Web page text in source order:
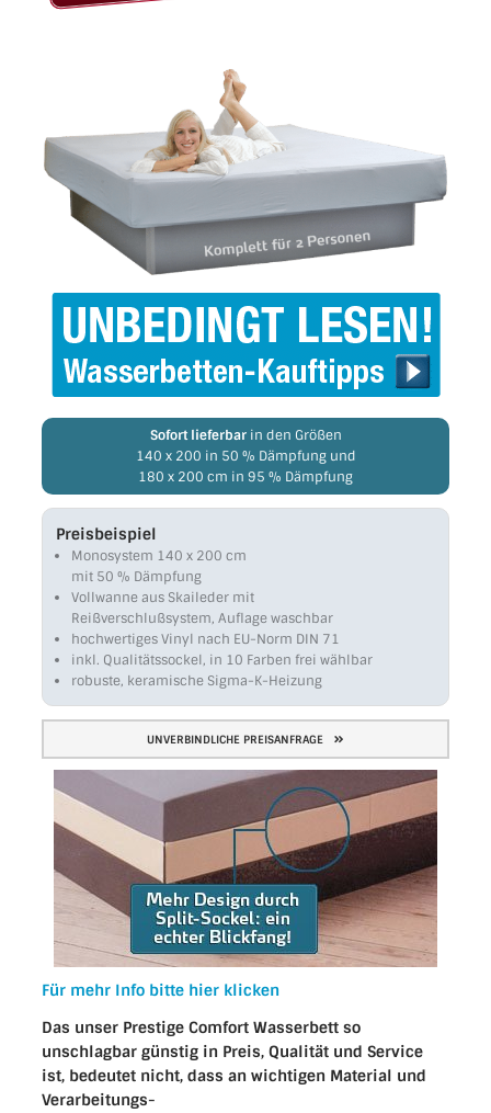
Sofort lieferbarin den Größen
140 x 200 in 50 % Dämpfung und
180 x 200 cm in 95 % Dämpfung
Preisbeispiel
Monosystem 140 x 200 cm
mit 50 % Dämpfung
Vollwanne aus Skaileder mit
Reiß­ver­schluß­system, Auflage waschbar
hochwertiges Vinyl nach EU-Norm DIN 71
inkl. Qualitätssockel, in 10 Farben frei wählbar
robuste, keramische Sigma-K-Heizung
UNVERBINDLICHE PREISANFRAGE
Für mehr Info bitte hier klicken
Das unser Prestige Comfort Wasserbett so
unschlagbar günstig in Preis, Qualität und Service
ist, bedeutet nicht, dass an wichtigen Material und
Verarbeitungs-